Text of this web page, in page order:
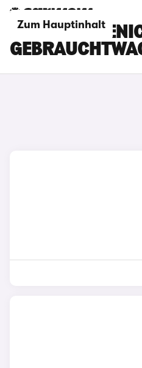
Zum Hauptinhalt
RENAULT